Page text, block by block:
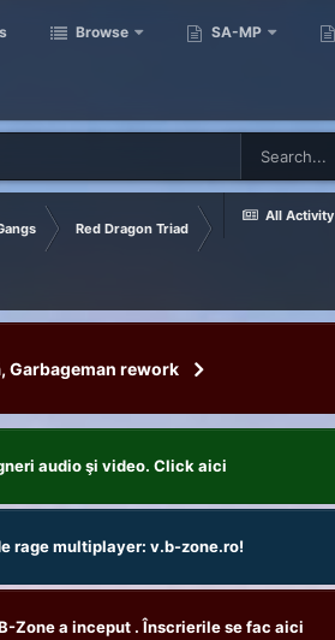
Browse SA-MP
All Activity
Red Dragon Triad
Garbageman rework
audio şi video. Click aici
rage multiplayer: v.b-zone.ro!
Zone a inceput . Înscrierile se fac aici